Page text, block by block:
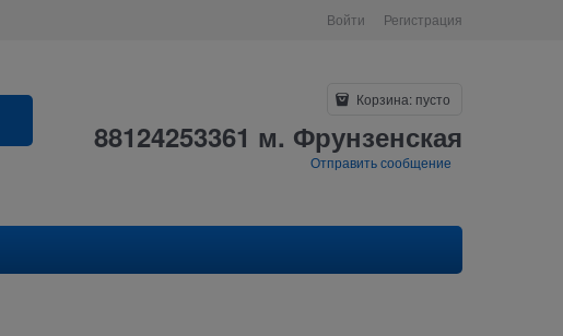
Войти Регистрация
Корзина: пусто
88124253361 м. Фрунзенская
Отправить сообщение